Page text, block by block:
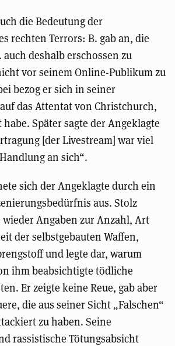
die Bedeutung der
rechten Terrors: B. gab an, die
auch deshalb erschossen zu
vor seinem Online-Publikum zu
bezog er sich in seiner
das Attentat von Christchurch,
Später sagte der Angeklagte
[der Livestream] war viel
an sich“.
sich der Angeklagte durch ein
aus. Stolz
Angaben zur Anzahl, Art
der selbstgebauten Waffen,
und legte dar, warum
ihm beabsichtigte tödliche
Er zeigte keine Reue, gab aber
die aus seiner Sicht „Falschen“
zu haben. Seine
rassistische Tötungsabsicht